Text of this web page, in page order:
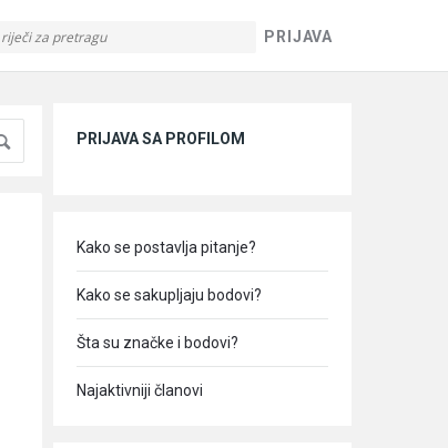
PRIJAVA
PRIJAVA SA PROFILOM
Kako se postavlja pitanje?
Kako se sakupljaju bodovi?
Šta su značke i bodovi?
Najaktivniji članovi